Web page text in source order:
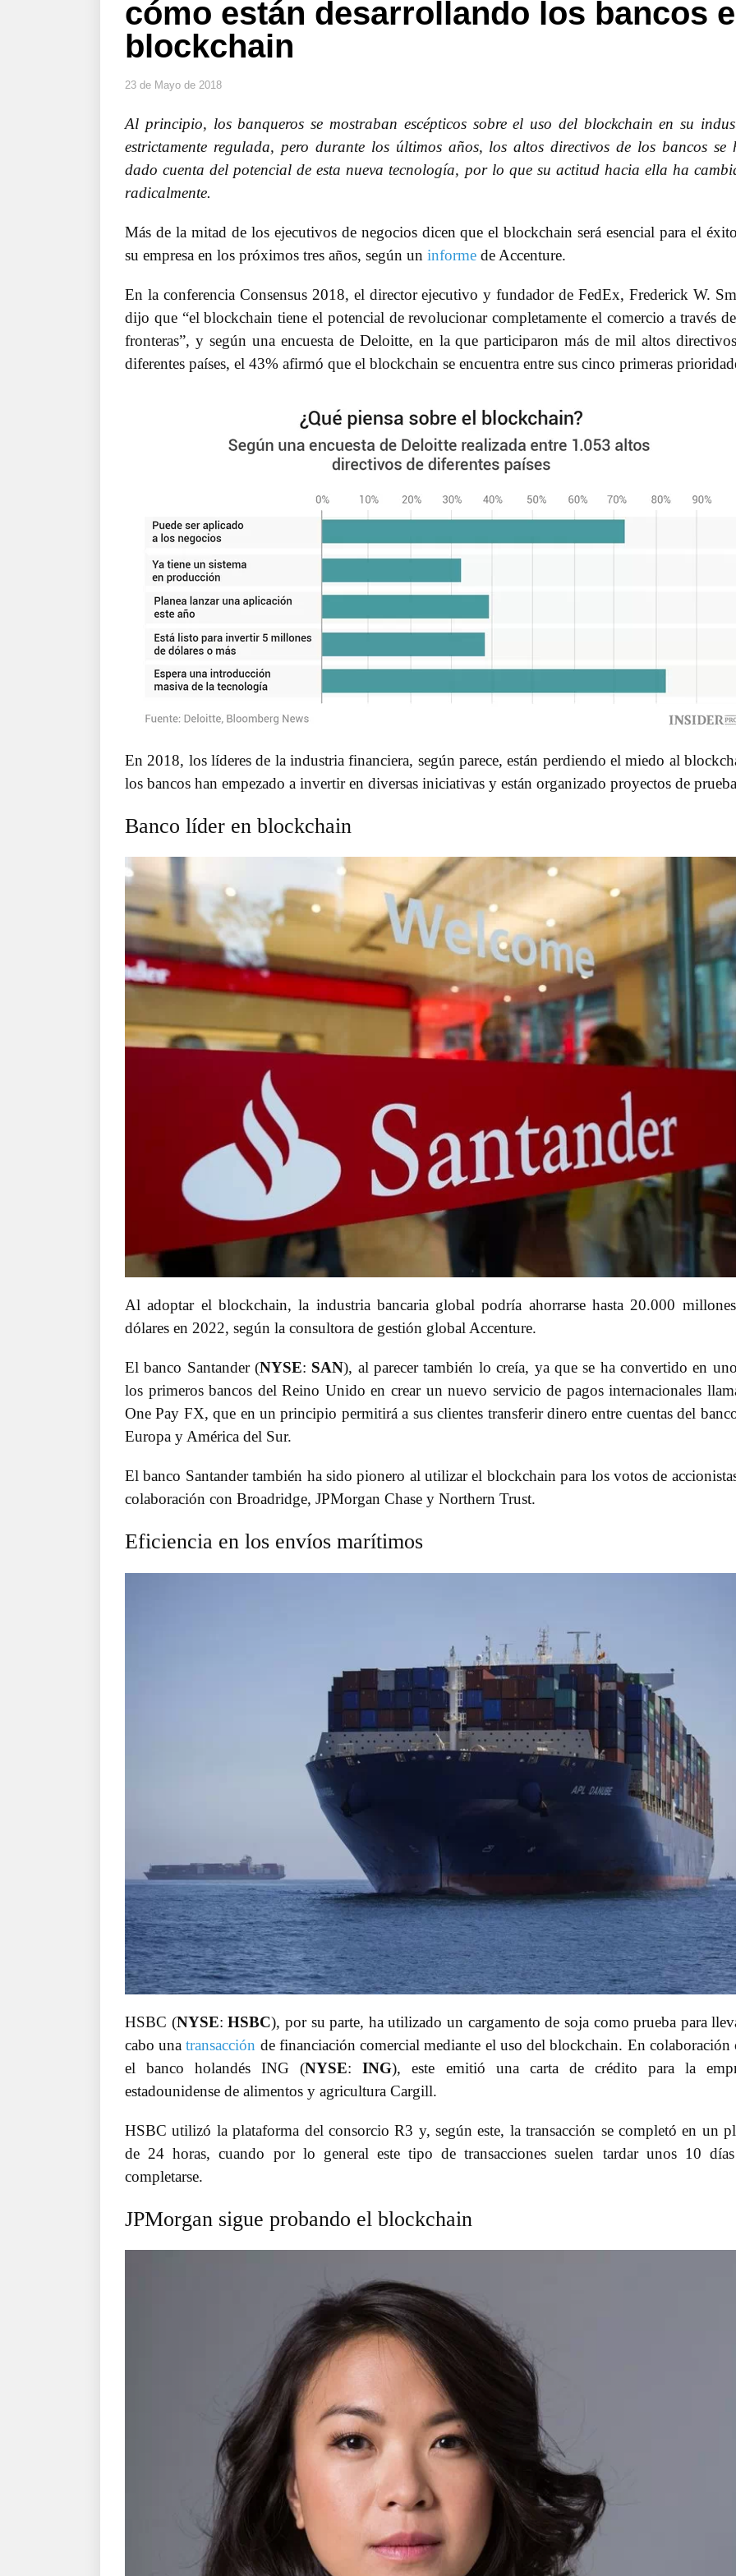
cómo están desarrollando los bancos
blockchain
23 de Mayo de 2018
Al principio, los banqueros se mostraban escépticos sobre el uso del blockchain en su
estrictamente regulada, pero durante los últimos años, los altos directivos de los bancos se
dado cuenta del potencial de esta nueva tecnología, por lo que su actitud hacia ella ha
radicalmente.
Más de la mitad de los ejecutivos de negocios dicen que el blockchain será esencial para el
su empresa en los próximos tres años, según un informe de Accenture.
En la conferencia Consensus 2018, el director ejecutivo y fundador de FedEx, Frederick W.
dijo que “el blockchain tiene el potencial de revolucionar completamente el comercio a través
fronteras”, y según una encuesta de Deloitte, en la que participaron más de mil altos
diferentes países, el 43% afirmó que el blockchain se encuentra entre sus cinco primeras
En 2018, los líderes de la industria financiera, según parece, están perdiendo el miedo al
los bancos han empezado a invertir en diversas iniciativas y están organizado proyectos de
Banco líder en blockchain
Al adoptar el blockchain, la industria bancaria global podría ahorrarse hasta 20.000
dólares en 2022, según la consultora de gestión global Accenture.
El banco Santander (NYSE: SAN), al parecer también lo creía, ya que se ha convertido en
los primeros bancos del Reino Unido en crear un nuevo servicio de pagos internacionales
One Pay FX, que en un principio permitirá a sus clientes transferir dinero entre cuentas del
Europa y América del Sur.
El banco Santander también ha sido pionero al utilizar el blockchain para los votos de
colaboración con Broadridge, JPMorgan Chase y Northern Trust.
Eficiencia en los envíos marítimos
HSBC (NYSE:HSBC), por su parte, ha utilizado un cargamento de soja como prueba para
cabo unatransacción de financiación comercial mediante el uso del blockchain. En colaboración
el banco holandés ING (NYSE:ING), este emitió una carta de crédito para la
estadounidense de alimentos y agricultura Cargill.
HSBC utilizó la plataforma del consorcio R3 y, según este, la transacción se completó en un
de 24 horas, cuando por lo general este tipo de transacciones suelen tardar unos 10
completarse.
JPMorgan sigue probando el blockchain